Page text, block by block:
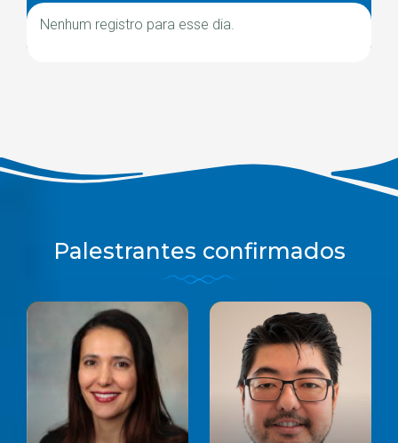
Nenhum registro para esse dia.
Palestrantes confirmados